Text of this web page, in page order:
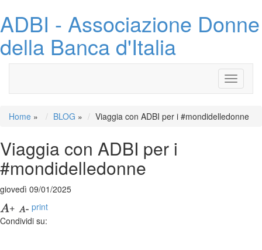
ADBI - Associazione Donne
della Banca d'Italia
Toggle
Home » BLOG » Viaggia con ADBI per i #mondidelledonne
Viaggia con ADBI per i
#mondidelledonne
giovedì 09/01/2025
print
Condividi su: